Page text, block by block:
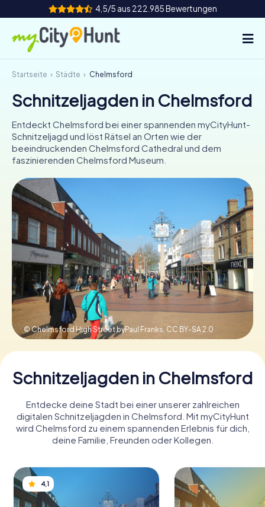
4,5/5 aus 222.985 Bewertungen
So funktioniert's
Städte
Touren
Teamevent
Tickets
INT CH
DE
ES
FR UK
IE
IT
NL
Tickets buchen
Startseite Städte Chelmsford
Schnitzeljagden in Chelmsford
Entdeckt Chelmsford bei einer spannenden myCityHunt-
Schnitzeljagd und löst Rätsel an Orten wie der
beeindruckenden Chelmsford Cathedral und dem
faszinierenden Chelmsford Museum.
© Chelmsford High Street byPaul Franks, CC BY-SA 2.0
Schnitzeljagden in Chelmsford
Entdecke deine Stadt bei einer unserer zahlreichen
digitalen Schnitzeljagden in Chelmsford. Mit myCityHunt
wird Chelmsford zu einem spannenden Erlebnis für dich,
deine Familie, Freunden oder Kollegen.
4,1